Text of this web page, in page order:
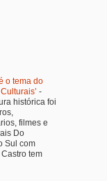
o tema do
-
histórica foi
filmes e
Do
Sul com
tem